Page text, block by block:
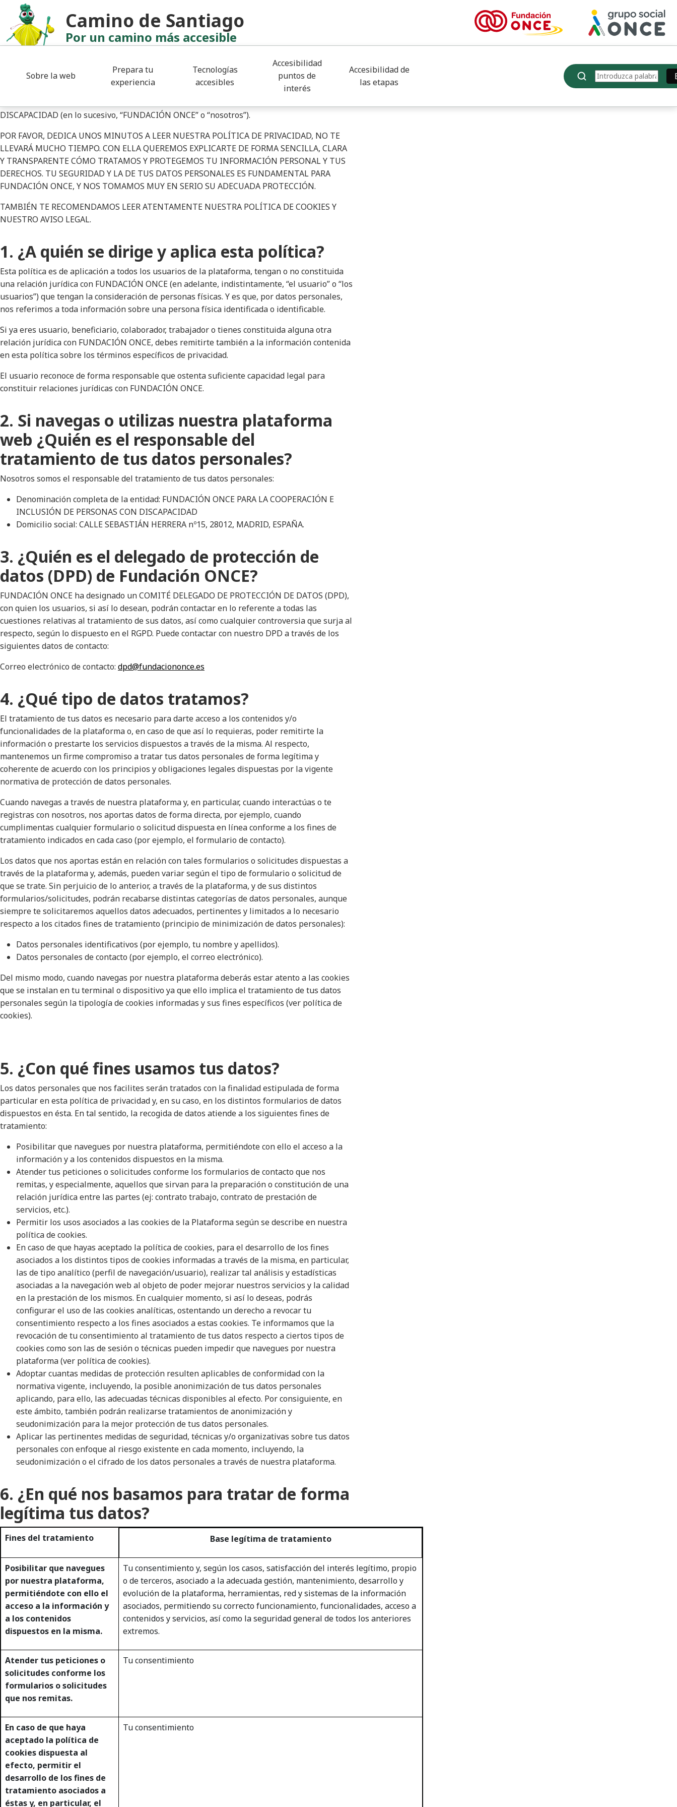
Pasar al contenido principal
Camino de Santiago
Por un camino más accesible
Sobre la web
Prepara tu
experiencia
Tecnologías
accesibles
Accesibilidad
puntos de
interés
Accesibilidad de
las etapas
Buscar
Política de privacidad
A continuación, se muestra la política de privacidad (en adelante, “política de privacidad web”
o “política”) que rige en Accessibilitas (en adelante, “la Plataforma”), bajo la titularidad de
DISCAPACIDAD (en lo sucesivo, “FUNDACIÓN ONCE” o “nosotros”).
POR FAVOR, DEDICA UNOS MINUTOS A LEER NUESTRA POLÍTICA DE PRIVACIDAD, NO TE
LLEVARÁ MUCHO TIEMPO. CON ELLA QUEREMOS EXPLICARTE DE FORMA SENCILLA, CLARA
Y TRANSPARENTE CÓMO TRATAMOS Y PROTEGEMOS TU INFORMACIÓN PERSONAL Y TUS
DERECHOS. TU SEGURIDAD Y LA DE TUS DATOS PERSONALES ES FUNDAMENTAL PARA
FUNDACIÓN ONCE, Y NOS TOMAMOS MUY EN SERIO SU ADECUADA PROTECCIÓN.
TAMBIÉN TE RECOMENDAMOS LEER ATENTAMENTE NUESTRA POLÍTICA DE COOKIES Y
NUESTRO AVISO LEGAL.
1. ¿A quién se dirige y aplica esta política?
Esta política es de aplicación a todos los usuarios de la plataforma, tengan o no constituida
una relación jurídica con FUNDACIÓN ONCE (en adelante, indistintamente, “el usuario” o “los
usuarios”) que tengan la consideración de personas físicas. Y es que, por datos personales,
nos referimos a toda información sobre una persona física identificada o identificable.
Si ya eres usuario, beneficiario, colaborador, trabajador o tienes constituida alguna otra
relación jurídica con FUNDACIÓN ONCE, debes remitirte también a la información contenida
en esta política sobre los términos específicos de privacidad.
El usuario reconoce de forma responsable que ostenta suficiente capacidad legal para
constituir relaciones jurídicas con FUNDACIÓN ONCE.
2. Si navegas o utilizas nuestra plataforma
web ¿Quién es el responsable del
tratamiento de tus datos personales?
Nosotros somos el responsable del tratamiento de tus datos personales:
Denominación completa de la entidad: FUNDACIÓN ONCE PARA LA COOPERACIÓN E
INCLUSIÓN DE PERSONAS CON DISCAPACIDAD
Domicilio social: CALLE SEBASTIÁN HERRERA nº15, 28012, MADRID, ESPAÑA.
3. ¿Quién es el delegado de protección de
datos (DPD) de Fundación ONCE?
FUNDACIÓN ONCE ha designado un COMITÉ DELEGADO DE PROTECCIÓN DE DATOS (DPD),
con quien los usuarios, si así lo desean, podrán contactar en lo referente a todas las
cuestiones relativas al tratamiento de sus datos, así como cualquier controversia que surja al
respecto, según lo dispuesto en el RGPD. Puede contactar con nuestro DPD a través de los
siguientes datos de contacto:
Correo electrónico de contacto: dpd@fundaciononce.es
4. ¿Qué tipo de datos tratamos?
El tratamiento de tus datos es necesario para darte acceso a los contenidos y/o
funcionalidades de la plataforma o, en caso de que así lo requieras, poder remitirte la
información o prestarte los servicios dispuestos a través de la misma. Al respecto,
mantenemos un firme compromiso a tratar tus datos personales de forma legítima y
coherente de acuerdo con los principios y obligaciones legales dispuestas por la vigente
normativa de protección de datos personales.
Cuando navegas a través de nuestra plataforma y, en particular, cuando interactúas o te
registras con nosotros, nos aportas datos de forma directa, por ejemplo, cuando
cumplimentas cualquier formulario o solicitud dispuesta en línea conforme a los fines de
tratamiento indicados en cada caso (por ejemplo, el formulario de contacto).
Los datos que nos aportas están en relación con tales formularios o solicitudes dispuestas a
través de la plataforma y, además, pueden variar según el tipo de formulario o solicitud de
que se trate. Sin perjuicio de lo anterior, a través de la plataforma, y de sus distintos
formularios/solicitudes, podrán recabarse distintas categorías de datos personales, aunque
siempre te solicitaremos aquellos datos adecuados, pertinentes y limitados a lo necesario
respecto a los citados fines de tratamiento (principio de minimización de datos personales):
Datos personales identificativos (por ejemplo, tu nombre y apellidos).
Datos personales de contacto (por ejemplo, el correo electrónico).
Del mismo modo, cuando navegas por nuestra plataforma deberás estar atento a las cookies
que se instalan en tu terminal o dispositivo ya que ello implica el tratamiento de tus datos
personales según la tipología de cookies informadas y sus fines específicos (ver política de
cookies).
5. ¿Con qué fines usamos tus datos?
Los datos personales que nos facilites serán tratados con la finalidad estipulada de forma
particular en esta política de privacidad y, en su caso, en los distintos formularios de datos
dispuestos en ésta. En tal sentido, la recogida de datos atiende a los siguientes fines de
tratamiento:
Posibilitar que navegues por nuestra plataforma, permitiéndote con ello el acceso a la
información y a los contenidos dispuestos en la misma.
Atender tus peticiones o solicitudes conforme los formularios de contacto que nos
remitas, y especialmente, aquellos que sirvan para la preparación o constitución de una
relación jurídica entre las partes (ej: contrato trabajo, contrato de prestación de
servicios, etc.).
Permitir los usos asociados a las cookies de la Plataforma según se describe en nuestra
política de cookies.
En caso de que hayas aceptado la política de cookies, para el desarrollo de los fines
asociados a los distintos tipos de cookies informadas a través de la misma, en particular,
las de tipo analítico (perfil de navegación/usuario), realizar tal análisis y estadísticas
asociadas a la navegación web al objeto de poder mejorar nuestros servicios y la calidad
en la prestación de los mismos. En cualquier momento, si así lo deseas, podrás
configurar el uso de las cookies analíticas, ostentando un derecho a revocar tu
consentimiento respecto a los fines asociados a estas cookies. Te informamos que la
revocación de tu consentimiento al tratamiento de tus datos respecto a ciertos tipos de
cookies como son las de sesión o técnicas pueden impedir que navegues por nuestra
plataforma (ver política de cookies).
Adoptar cuantas medidas de protección resulten aplicables de conformidad con la
normativa vigente, incluyendo, la posible anonimización de tus datos personales
aplicando, para ello, las adecuadas técnicas disponibles al efecto. Por consiguiente, en
este ámbito, también podrán realizarse tratamientos de anonimización y
seudonimización para la mejor protección de tus datos personales.
Aplicar las pertinentes medidas de seguridad, técnicas y/o organizativas sobre tus datos
personales con enfoque al riesgo existente en cada momento, incluyendo, la
seudonimización o el cifrado de los datos personales a través de nuestra plataforma.
6. ¿En qué nos basamos para tratar de forma
legítima tus datos?
Fines del tratamiento Base legítima de tratamiento
Posibilitar que navegues
por nuestra plataforma,
permitiéndote con ello el
acceso a la información y
a los contenidos
dispuestos en la misma.
Tu consentimiento y, según los casos, satisfacción del interés legítimo, propio
o de terceros, asociado a la adecuada gestión, mantenimiento, desarrollo y
evolución de la plataforma, herramientas, red y sistemas de la información
asociados, permitiendo su correcto funcionamiento, funcionalidades, acceso a
contenidos y servicios, así como la seguridad general de todos los anteriores
extremos.
Atender tus peticiones o
solicitudes conforme los
formularios o solicitudes
que nos remitas.
Tu consentimiento
En caso de que haya
aceptado la política de
cookies dispuesta al
efecto, permitir el
desarrollo de los fines de
tratamiento asociados a
éstas y, en particular, el
Tu consentimiento